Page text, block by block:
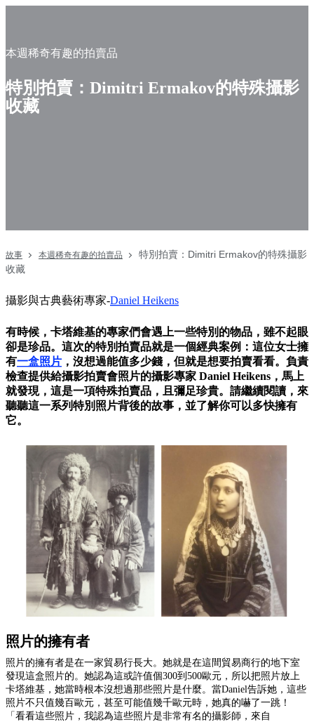
本週稀奇有趣的拍賣品
特別拍賣：Dimitri Ermakov的特殊攝影
收藏
故事 本週稀奇有趣的拍賣品
特別拍賣：Dimitri Ermakov的特殊攝影
收藏
攝影與古典藝術專家-Daniel Heikens
有時候，卡塔維基的專家們會遇上一些特別的物品，雖不起眼
卻是珍品。這次的特別拍賣品就是一個經典案例：這位女士擁
有一盒照片 ，沒想過能值多少錢，但就是想要拍賣看看。負責
檢查提供給攝影拍賣會照片的攝影專家 Daniel Heikens，馬上
就發現，這是一項特殊拍賣品，且彌足珍貴。請繼續閱讀，來
聽聽這一系列特別照片背後的故事，並了解你可以多快擁有
它。
照片的擁有者
照片的擁有者是在一家貿易行長大。她就是在這間貿易商行的地下室
發現這盒照片的。她認為這或許值個300到500歐元，所以把照片放上
卡塔維基，她當時根本沒想過那些照片是什麼。 當Daniel告訴她，這些
照片不只值幾百歐元 ，甚至可能值幾千歐元時，她真的嚇了一跳 ！
「看看這些照片，我認為這些照片是非常有名的攝影師，來自